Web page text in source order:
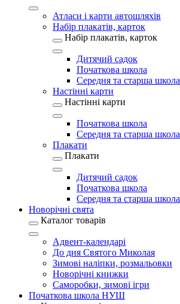
Атласи і карти автошляхів
Набір плакатів, карток
Набір плакатів, карток
Дитячий садок
Початкова школа
Середня та старша школа
Настінні карти
Настінні карти
Початкова школа
Середня та старша школа
Плакати
Плакати
Дитячий садок
Початкова школа
Середня та старша школа
Новорічні свята
Каталог товарів
Адвент-календарі
До дня Святого Миколая
Зимові наліпки, розмальовки
Новорічні книжки
Саморобки, зимові ігри
Початкова школа НУШ